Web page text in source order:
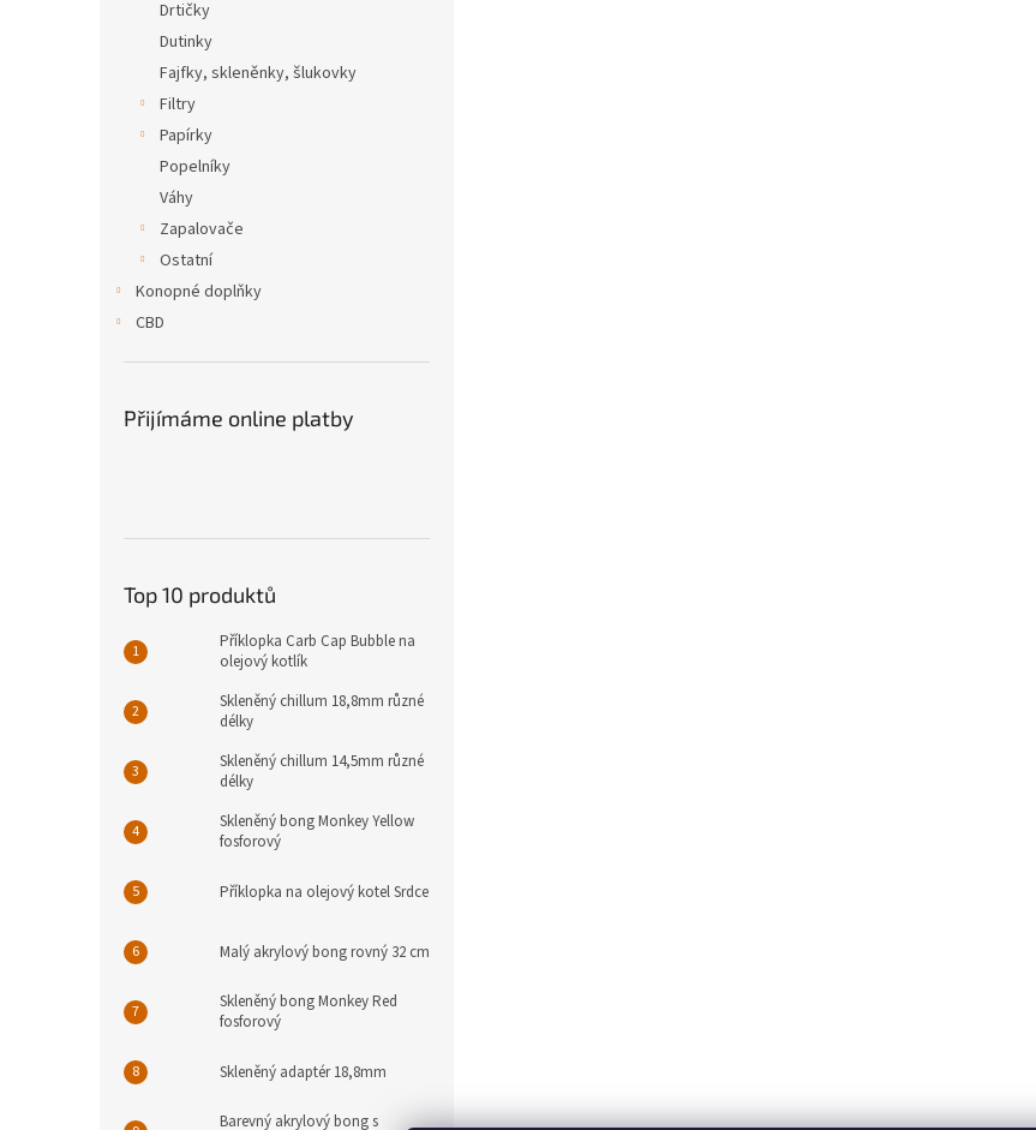
Drtičky
Dutinky
Fajfky, skleněnky, šlukovky
Filtry
Papírky
Popelníky
Váhy
Zapalovače
Ostatní
Konopné doplňky
CBD
Přijímáme online platby
Top 10 produktů
Příklopka Carb Cap Bubble na
olejový kotlík
Skleněný chillum 18,8mm různé
délky
Skleněný chillum 14,5mm různé
délky
Skleněný bong Monkey Yellow
fosforový
Příklopka na olejový kotel Srdce
Malý akrylový bong rovný 32 cm
Skleněný bong Monkey Red
fosforový
Skleněný adaptér 18,8mm
Barevný akrylový bong s